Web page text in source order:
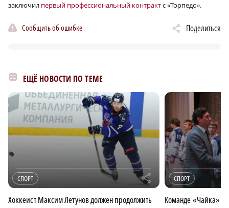
заключил первый профессиональный контрактс «Торпедо».
Сообщить об ошибке Поделиться
ЕЩЁ НОВОСТИ ПО ТЕМЕ
СПОРТ r
Хоккеист Максим Летунов должен продолжить
СПОРТ
Команде «Чайка»